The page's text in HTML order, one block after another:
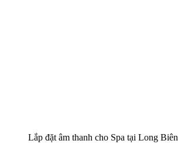
Lắp đặt âm thanh cho Spa tại Long Biên